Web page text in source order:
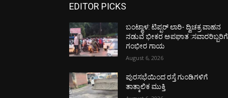
EDITOR PICKS
ಬಂಟ್ವಾಳ: ಟಿಪ್ಪರ್ ಲಾರಿ- ದ್ವಿಚಕ್ರ ವಾಹನ
ನಡುವೆ ಭೀಕರ ಅಪಘಾತ :ಸವಾರರಿಬ್ಬರಿಗೆ
ಗಂಭೀರ ಗಾಯ
August 6, 2026
ಪುರಸಭೆಯಿಂದ ರಸ್ತೆ ಗುಂಡಿಗಳಿಗೆ
ತಾತ್ಕಾಲಿಕ ಮುಕ್ತಿ